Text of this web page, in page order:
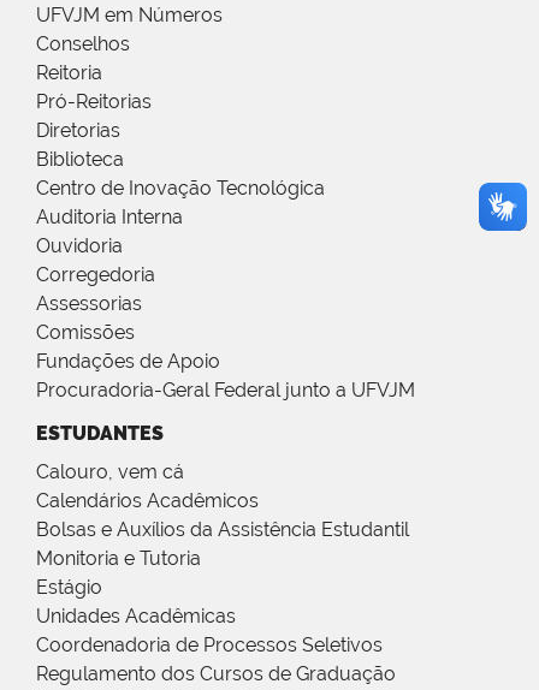
UFVJM em Números
Conselhos
Reitoria
Pró-Reitorias
Diretorias
Biblioteca
Centro de Inovação Tecnológica
Auditoria Interna
Ouvidoria
Corregedoria
Assessorias
Comissões
Fundações de Apoio
Procuradoria-Geral Federal junto a UFVJM
ESTUDANTES
Calouro, vem cá
Calendários Acadêmicos
Bolsas e Auxílios da Assistência Estudantil
Monitoria e Tutoria
Estágio
Unidades Acadêmicas
Coordenadoria de Processos Seletivos
Regulamento dos Cursos de Graduação